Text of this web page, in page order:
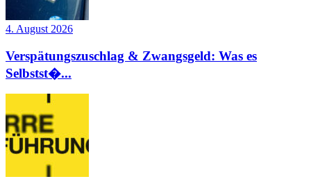
4. August 2026
Verspätungszuschlag & Zwangsgeld: Was es
Selbstst�...